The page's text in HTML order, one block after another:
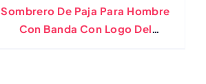
Sombrero De Paja Para Hombre
Con Banda Con Logo Del